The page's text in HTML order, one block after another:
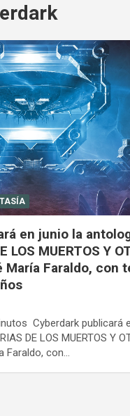
en junio la
LOS MUERTOS Y
María Faraldo, con
Cyberdark publicará
DE LOS MUERTOS Y
Faraldo, con…